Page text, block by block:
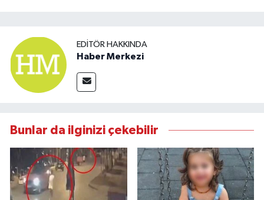
EDITÖR HAKKINDA
Haber Merkezi
Bunlar da ilginizi çekebilir